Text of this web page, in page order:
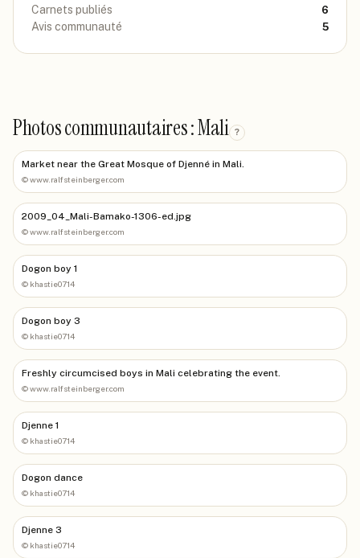
Carnets publiés 6
Avis communauté 5
Photos communautaires : Mali ?
Market near the Great Mosque of Djenné in Mali.
©www.ralfsteinberger.com
2009_04_Mali-Bamako-1306-ed.jpg
©www.ralfsteinberger.com
Dogon boy 1
© khastie0714
Dogon boy 3
© khastie0714
Freshly circumcised boys in Mali celebrating the event.
©www.ralfsteinberger.com
Djenne 1
© khastie0714
Dogon dance
© khastie0714
Djenne 3
© khastie0714